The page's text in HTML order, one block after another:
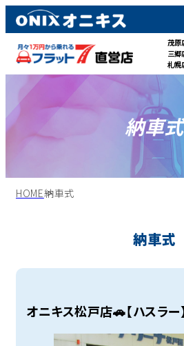
茂原
三郷
札幌
納車式
HOME納車式
納車式
オニキス松戸店🚗【ハスラ